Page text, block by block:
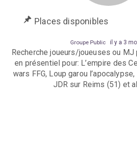
Places disponibles
Groupe Public il y a 3
Recherche joueurs/joueuses ou
en présentiel pour: L’empire des
wars FFG, Loup garou
JDR sur Reims (51) et